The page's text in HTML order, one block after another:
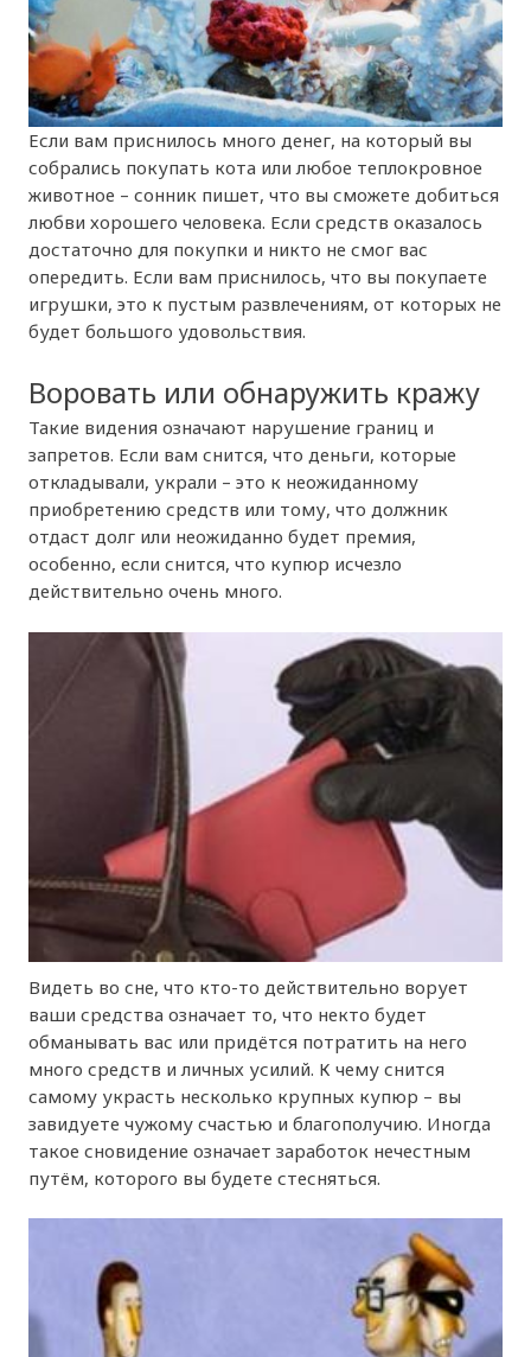
Если вам приснилось много денег, на который вы
собрались покупать кота или любое теплокровное
животное – сонник пишет, что вы сможете добиться
любви хорошего человека. Если средств оказалось
достаточно для покупки и никто не смог вас
опередить. Если вам приснилось, что вы покупаете
игрушки, это к пустым развлечениям, от которых не
будет большого удовольствия.
Воровать или обнаружить кражу
Такие видения означают нарушение границ и
запретов. Если вам снится, что деньги, которые
откладывали, украли – это к неожиданному
приобретению средств или тому, что должник
отдаст долг или неожиданно будет премия,
особенно, если снится, что купюр исчезло
действительно очень много.
Видеть во сне, что кто-то действительно ворует
ваши средства означает то, что некто будет
обманывать вас или придётся потратить на него
много средств и личных усилий. К чему снится
самому украсть несколько крупных купюр – вы
завидуете чужому счастью и благополучию. Иногда
такое сновидение означает заработок нечестным
путём, которого вы будете стесняться.